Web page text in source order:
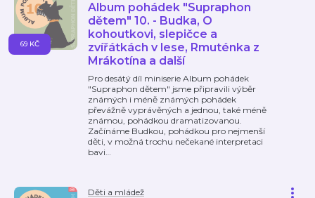
Album pohádek "Supraphon
dětem" 10. - Budka, O
kohoutkovi, slepičce a
zvířátkách v lese, Rmuténka z
Mrákotína a další
Pro desátý díl miniserie Album pohádek
"Supraphon dětem" jsme připravili výběr
známých i méně známých pohádek
převážně vyprávěných a jednou, také méně
známou, pohádkou dramatizovanou.
Začínáme Budkou, pohádkou pro nejmenší
děti, v možná trochu nečekané interpretaci
bavi…
69 KČ
Děti a mládež